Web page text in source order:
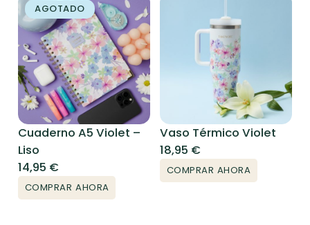
AGOTADO
Cuaderno A5 Violet –
Liso
14,95 €
COMPRAR AHORA
Vaso Térmico Violet
18,95 €
COMPRAR AHORA